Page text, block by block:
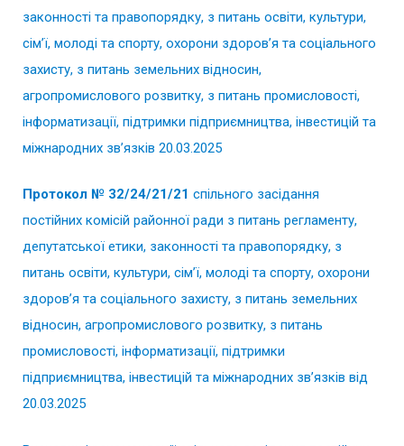
законності та правопорядку, з питань освіти, культури,
сім’ї, молоді та спорту, охорони здоров’я та соціального
захисту, з питань земельних відносин,
агропромислового розвитку, з питань промисловості,
інформатизації, підтримки підприємництва, інвестицій та
міжнародних зв’язків 20.03.2025
Протокол № 32/24/21/21 спільного засідання
постійних комісій районної ради з питань регламенту,
депутатської етики, законності та правопорядку, з
питань освіти, культури, сім’ї, молоді та спорту, охорони
здоров’я та соціального захисту, з питань земельних
відносин, агропромислового розвитку, з питань
промисловості, інформатизації, підтримки
підприємництва, інвестицій та міжнародних зв’язків від
20.03.2025